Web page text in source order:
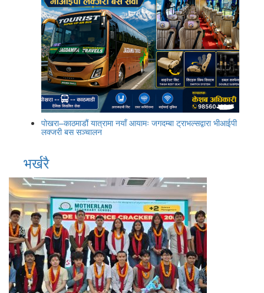
पोखरा–काठमाडौं यात्रामा नयाँ आयामः जगदम्बा ट्राभल्सद्वारा भीआईपी
लक्जरी बस सञ्चालन
भर्खरै